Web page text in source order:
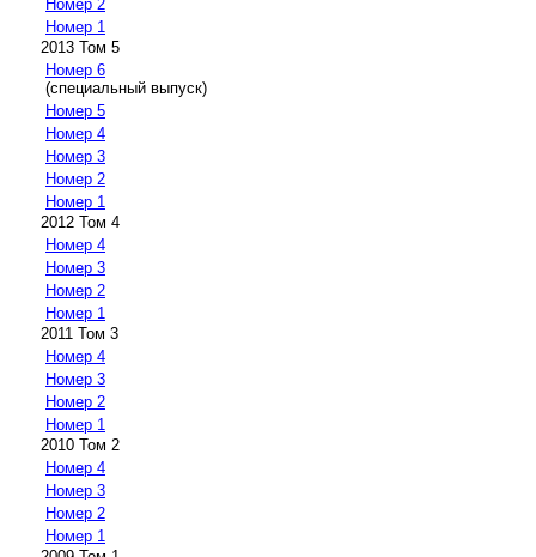
Номер 2
Номер 1
2013 Том 5
Номер 6
(специальный выпуск)
Номер 5
Номер 4
Номер 3
Номер 2
Номер 1
2012 Том 4
Номер 4
Номер 3
Номер 2
Номер 1
2011 Том 3
Номер 4
Номер 3
Номер 2
Номер 1
2010 Том 2
Номер 4
Номер 3
Номер 2
Номер 1